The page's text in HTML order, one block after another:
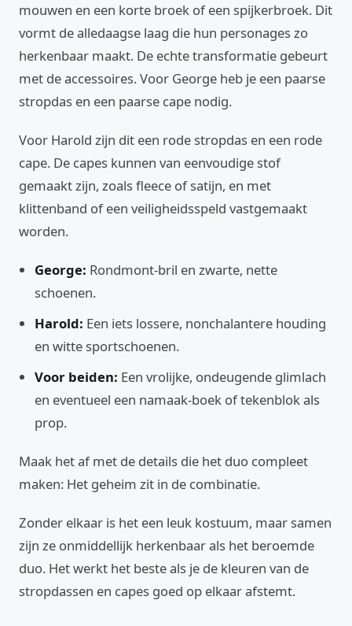
mouwen en een korte broek of een spijkerbroek. Dit
vormt de alledaagse laag die hun personages zo
herkenbaar maakt. De echte transformatie gebeurt
met de accessoires. Voor George heb je een paarse
stropdas en een paarse cape nodig.
Voor Harold zijn dit een rode stropdas en een rode
cape. De capes kunnen van eenvoudige stof
gemaakt zijn, zoals fleece of satijn, en met
klittenband of een veiligheidsspeld vastgemaakt
worden.
George: Rondmont-bril en zwarte, nette
schoenen.
Harold: Een iets lossere, nonchalantere houding
en witte sportschoenen.
Voor beiden: Een vrolijke, ondeugende glimlach
en eventueel een namaak-boek of tekenblok als
prop.
Maak het af met de details die het duo compleet
maken: Het geheim zit in de combinatie.
Zonder elkaar is het een leuk kostuum, maar samen
zijn ze onmiddellijk herkenbaar als het beroemde
duo. Het werkt het beste als je de kleuren van de
stropdassen en capes goed op elkaar afstemt.